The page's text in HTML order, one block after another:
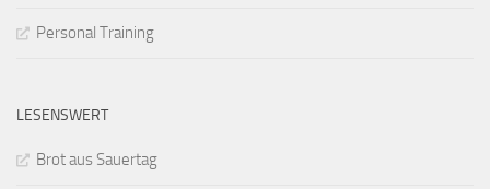
Personal Training
LESENSWERT
Brot aus Sauertag